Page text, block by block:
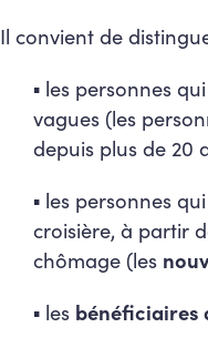
Il convient de
▪ les personnes
vagues (les
depuis plus de 20
▪ les personnes
croisière, à partir
chômage (les
▪ les bénéficiaires